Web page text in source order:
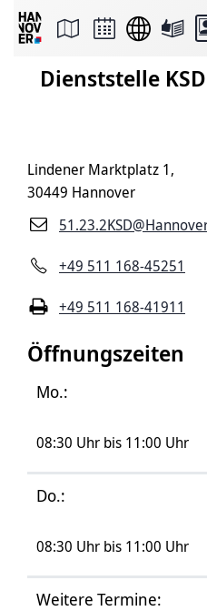
Seite
versenden
Seitenlink
Seite
Dienststelle
Lindener Marktplatz 1,
30449 Hannover
+49 511 168-45251
+49 511 168-41911
Öffnungszeiten
Mo.:
08:30 Uhr bis 11:00 Uhr
Do.:
08:30 Uhr bis 11:00 Uhr
Weitere Termine: